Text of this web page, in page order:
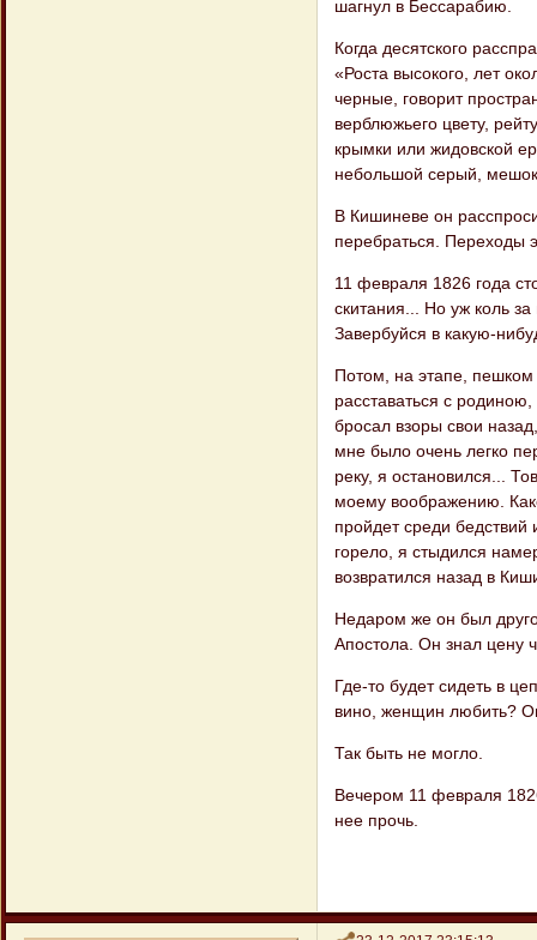
шагнул в Бессарабию.
Когда десятского
«Роста высокого, лет
черные, говорит
верблюжьего цвету,
крымки или жидовской
небольшой серый,
В Кишиневе он
перебраться. Переходы
11 февраля 1826 года
скитания... Но уж коль
Завербуйся в какую-
Потом, на этапе,
расставаться с
бросал взоры свои
мне было очень легко
реку, я остановился...
моему воображению.
пройдет среди
горело, я стыдился
возвратился назад в
Недаром же он был
Апостола. Он знал цену
Где-то будет сидеть в
вино, женщин любить?
Так быть не могло.
Вечером 11 февраля
нее прочь.